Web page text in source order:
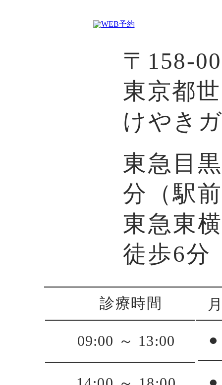
〒158-
東京都
けやき
東急目
分（駅
東急東
徒歩6分
診療時間 月
09:00 ～ 13:00 ●